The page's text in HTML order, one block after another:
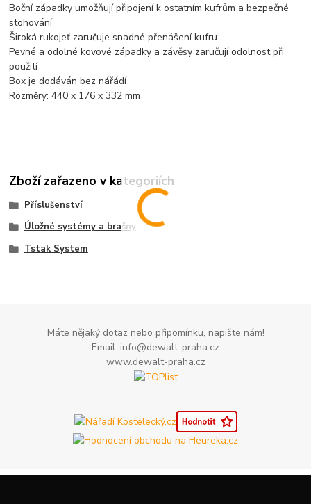
Boční západky umožňují připojení k ostatním kufrům a bezpečné
stohování
Široká rukojeť zaručuje snadné přenášení kufru
Pevné a odolné kovové západky a závěsy zaručují odolnost při
použití
Box je dodáván bez nářádí
Rozměry: 440 x 176 x 332 mm
Zboží zařazeno v kategoriích
Příslušenství
Úložné systémy a brašny
Tstak System
Máte nějaký dotaz nebo připomínku, napište nám!
Email: info@dewalt-praha.cz
www.dewalt-praha.cz